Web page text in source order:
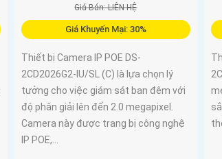
Giá Bán: LIÊN HỆ
Giá Khuyến Mại: 30%
Thiết bị Camera IP POE DS-
2CD2026G2-IU/SL (C) là lựa chọn lý
tưởng cho việc giám sát ban đêm với
độ phân giải lên đến 2.0 megapixel.
Camera này được trang bị công nghệ
IP POE,...